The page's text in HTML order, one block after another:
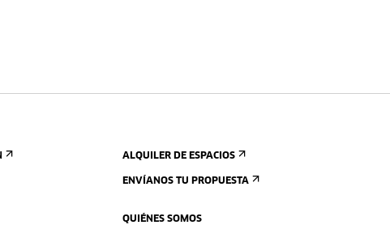
ALQUILER DE ESPACIOS
ENVÍANOS TU PROPUESTA
QUIÉNES SOMOS